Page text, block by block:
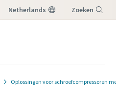
Netherlands Zoeken
Oplossingen voor schroefcompressoren